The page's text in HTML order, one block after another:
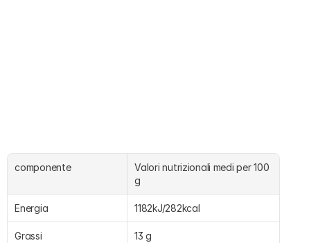
componente
Valori nutrizionali medi per 100
g
Energia 1182kJ/282kcal
Grassi 13 g